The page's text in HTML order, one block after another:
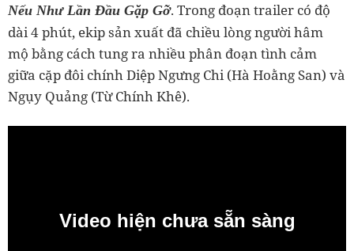
Nếu Như Lần Đầu Gặp Gỡ. Trong đoạn trailer có độ
dài 4 phút, ekip sản xuất đã chiều lòng người hâm
mộ bằng cách tung ra nhiều phân đoạn tình cảm
giữa cặp đôi chính Diệp Ngưng Chi (Hà Hoằng San) và
Ngụy Quảng (Từ Chính Khê).
Video hiện chưa sẵn sàng